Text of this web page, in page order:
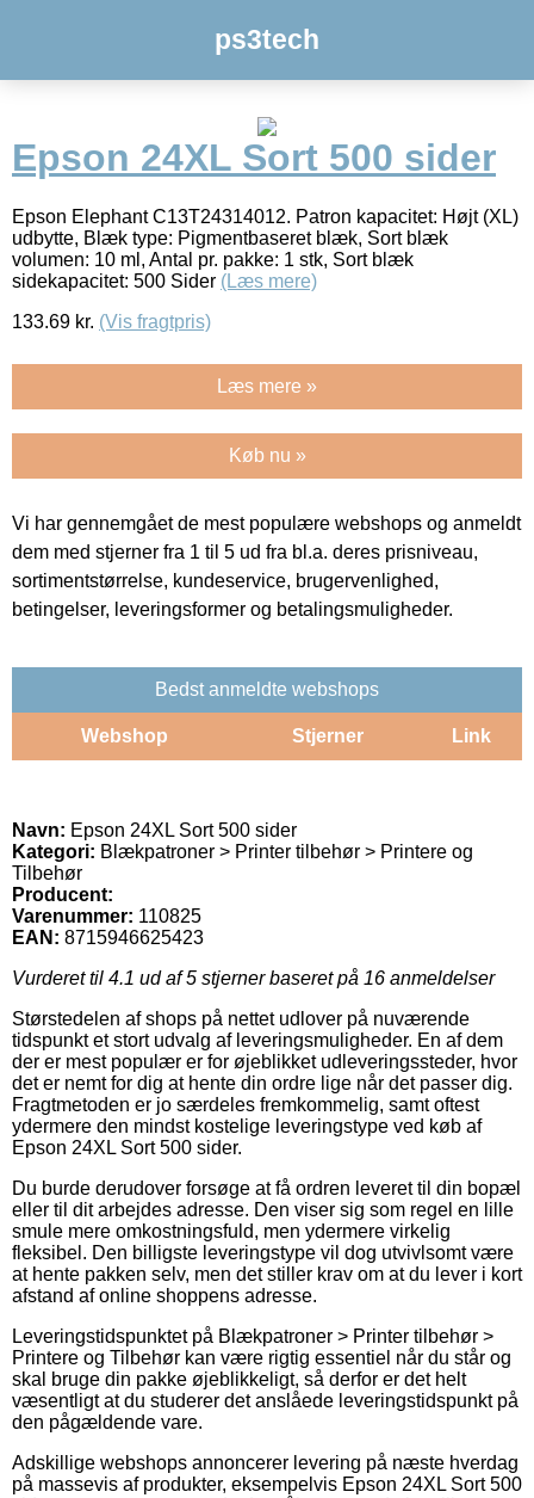
ps3tech
Epson 24XL Sort 500 sider
Epson Elephant C13T24314012. Patron kapacitet: Højt (XL)
udbytte, Blæk type: Pigmentbaseret blæk, Sort blæk
volumen: 10 ml, Antal pr. pakke: 1 stk, Sort blæk
sidekapacitet: 500 Sider (Læs mere)
133.69 kr. (Vis fragtpris)
Læs mere »
Køb nu »
Vi har gennemgået de mest populære webshops og anmeldt
dem med stjerner fra 1 til 5 ud fra bl.a. deres prisniveau,
sortimentstørrelse, kundeservice, brugervenlighed,
betingelser, leveringsformer og betalingsmuligheder.
Bedst anmeldte webshops
Webshop Stjerner Link
Navn: Epson 24XL Sort 500 sider
Kategori: Blækpatroner > Printer tilbehør > Printere og
Tilbehør
Producent:
Varenummer: 110825
EAN: 8715946625423
Vurderet til 4.1 ud af 5 stjerner baseret på 16 anmeldelser
Størstedelen af shops på nettet udlover på nuværende
tidspunkt et stort udvalg af leveringsmuligheder. En af dem
der er mest populær er for øjeblikket udleveringssteder, hvor
det er nemt for dig at hente din ordre lige når det passer dig.
Fragtmetoden er jo særdeles fremkommelig, samt oftest
ydermere den mindst kostelige leveringstype ved køb af
Epson 24XL Sort 500 sider.
Du burde derudover forsøge at få ordren leveret til din bopæl
eller til dit arbejdes adresse. Den viser sig som regel en lille
smule mere omkostningsfuld, men ydermere virkelig
fleksibel. Den billigste leveringstype vil dog utvivlsomt være
at hente pakken selv, men det stiller krav om at du lever i kort
afstand af online shoppens adresse.
Leveringstidspunktet på Blækpatroner > Printer tilbehør >
Printere og Tilbehør kan være rigtig essentiel når du står og
skal bruge din pakke øjeblikkeligt, så derfor er det helt
væsentligt at du studerer det anslåede leveringstidspunkt på
den pågældende vare.
Adskillige webshops annoncerer levering på næste hverdag
på massevis af produkter, eksempelvis Epson 24XL Sort 500